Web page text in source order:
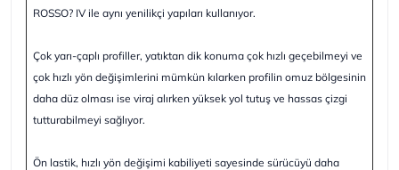
ROSSO? IV ile aynı yenilikçi yapıları kullanıyor.
Çok yarı-çaplı profiller, yatıktan dik konuma çok hızlı geçebilmeyi ve
çok hızlı yön değişimlerini mümkün kılarken profilin omuz bölgesinin
daha düz olması ise viraj alırken yüksek yol tutuş ve hassas çizgi
tutturabilmeyi sağlıyor.
Ön lastik, hızlı yön değişimi kabiliyeti sayesinde sürücüyü daha